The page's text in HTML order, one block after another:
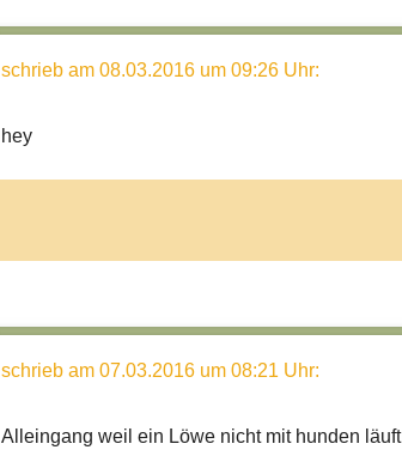
schrieb am 08.03.2016 um 09:26 Uhr:
hey
schrieb am 07.03.2016 um 08:21 Uhr:
Alleingang weil ein Löwe nicht mit hunden läuft